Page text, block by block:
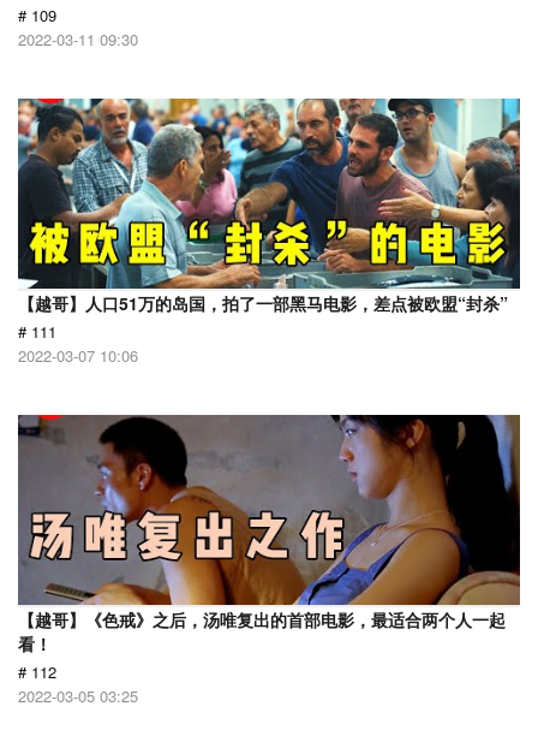
# 109
2022-03-11 09:30
【越哥】人口51万的岛国，拍了一部黑马电影，差点被欧盟“封杀”
# 111
2022-03-07 10:06
【越哥】《色戒》之后，汤唯复出的首部电影，最适合两个人一起
看！
# 112
2022-03-05 03:25